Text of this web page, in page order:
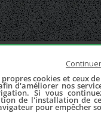
cookies et ceux
d'améliorer nos
Si vous
de l'installation de
pour empêcher